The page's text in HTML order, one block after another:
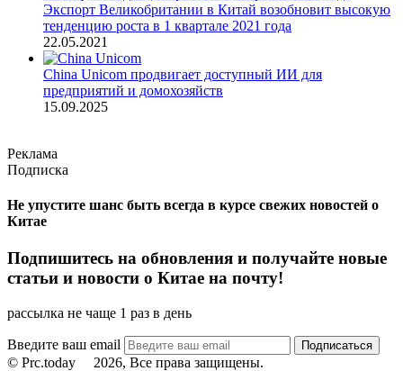
Экспорт Великобритании в Китай возобновит высокую
тенденцию роста в 1 квартале 2021 года
22.05.2021
China Unicom продвигает доступный ИИ для
предприятий и домохозяйств
15.09.2025
Реклама
Подписка
Не упустите шанс быть всегда в курсе свежих новостей о
Китае
Подпишитесь на обновления и получайте новые
статьи и новости о Китае на почту!
рассылка не чаще 1 раз в день
Введите ваш email
© Prc.today
2026, Все права защищены.